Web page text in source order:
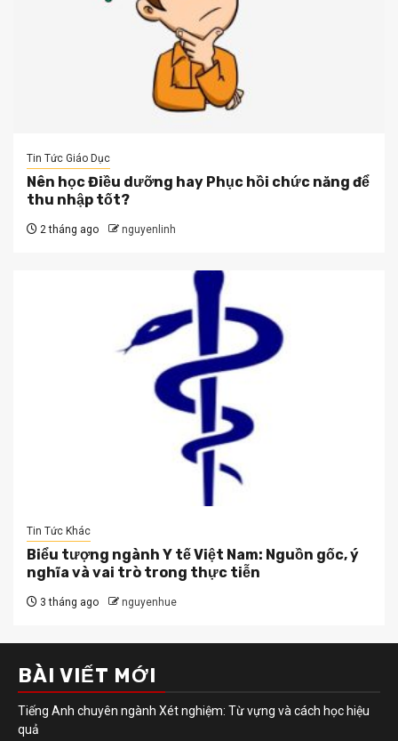
Tin Tức Giáo Dục
Nên học Điều dưỡng hay Phục hồi chức năng để
thu nhập tốt?
2 tháng ago nguyenlinh
Tin Tức Khác
Biểu tượng ngành Y tế Việt Nam: Nguồn gốc, ý
nghĩa và vai trò trong thực tiễn
3 tháng ago nguyenhue
BÀI VIẾT MỚI
Tiếng Anh chuyên ngành Xét nghiệm: Từ vựng và cách học hiệu
quả